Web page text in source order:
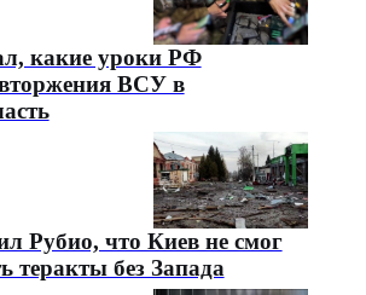
какие уроки РФ
ВСУ в
Рубио, что Киев не смог
теракты без Запада